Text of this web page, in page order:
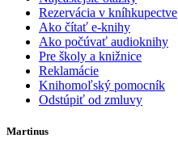
Rezervácia v kníhkupectve
Ako čítať e-knihy
Ako počúvať audioknihy
Pre školy a knižnice
Reklamácie
Knihomoľský pomocník
Odstúpiť od zmluvy
Martinus